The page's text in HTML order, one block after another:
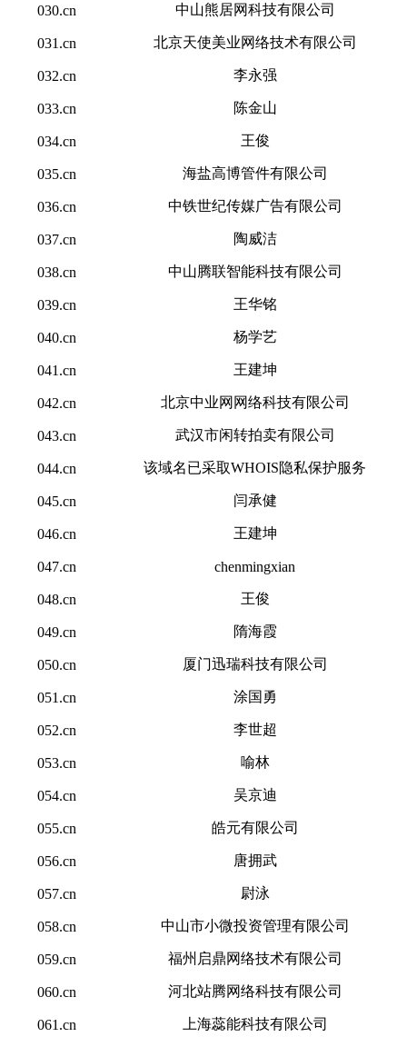
030.cn 中山熊居网科技有限公司
031.cn 北京天使美业网络技术有限公司
032.cn 李永强
033.cn 陈金山
034.cn 王俊
035.cn 海盐高博管件有限公司
036.cn 中铁世纪传媒广告有限公司
037.cn 陶威洁
038.cn 中山腾联智能科技有限公司
039.cn 王华铭
040.cn 杨学艺
041.cn 王建坤
042.cn 北京中业网网络科技有限公司
043.cn 武汉市闲转拍卖有限公司
044.cn 该域名已采取WHOIS隐私保护服务
045.cn 闫承健
046.cn 王建坤
047.cn chenmingxian
048.cn 王俊
049.cn 隋海霞
050.cn 厦门迅瑞科技有限公司
051.cn 涂国勇
052.cn 李世超
053.cn 喻林
054.cn 吴京迪
055.cn 皓元有限公司
056.cn 唐拥武
057.cn 尉泳
058.cn 中山市小微投资管理有限公司
059.cn 福州启鼎网络技术有限公司
060.cn 河北站腾网络科技有限公司
061.cn 上海蕊能科技有限公司